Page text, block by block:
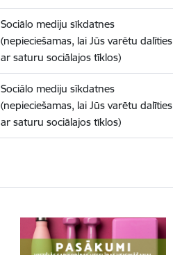
Sociālo mediju sīkdatnes
(nepieciešamas, lai Jūs varētu dalīties
ar saturu sociālajos tīklos)
Sociālo mediju sīkdatnes
(nepieciešamas, lai Jūs varētu dalīties
ar saturu sociālajos tīklos)